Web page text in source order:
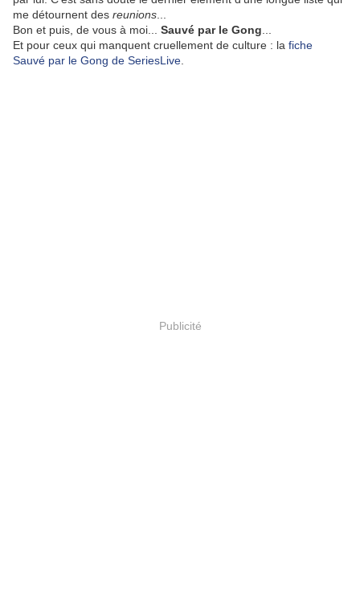
me détournent des reunions
Bon et puis, de vous à moi... Sauvé par le Gong
Et pour ceux qui manquent cruellement de culture : la fiche
Sauvé par le Gong de SeriesLive
Publicité